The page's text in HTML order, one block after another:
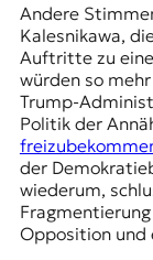
Andere
Kalesnikawa,
Auftritte zu
würden so
Trump-
Politik der
der
wiederum,
Opposition und